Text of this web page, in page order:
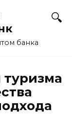
банка